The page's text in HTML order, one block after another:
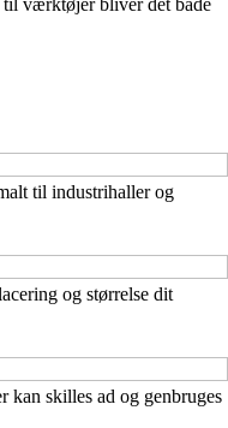
til værktøjer bliver det både
til industrihaller og
og størrelse dit
kan skilles ad og genbruges